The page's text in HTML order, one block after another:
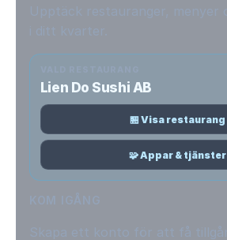
Lien Do Sushi AB
🏪 Visa restaurang
🧩 Appar & tjänster